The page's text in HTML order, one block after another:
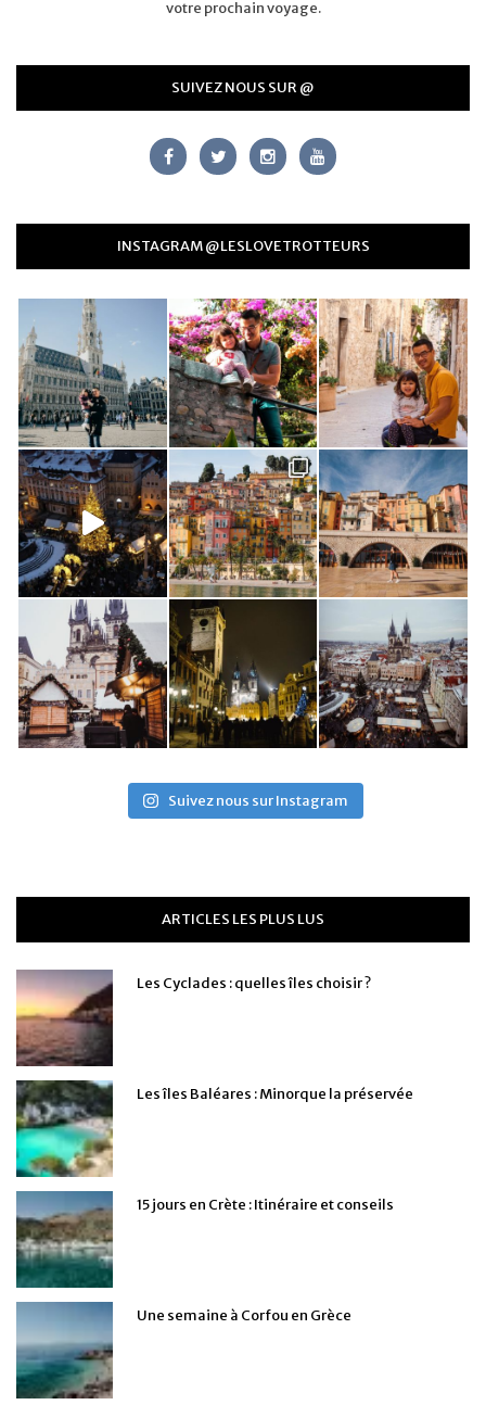
votre prochain voyage.
SUIVEZ NOUS SUR @
INSTAGRAM @LESLOVETROTTEURS
Suivez nous sur Instagram
ARTICLES LES PLUS LUS
Les Cyclades : quelles îles choisir ?
Les îles Baléares : Minorque la préservée
15 jours en Crète : Itinéraire et conseils
Une semaine à Corfou en Grèce